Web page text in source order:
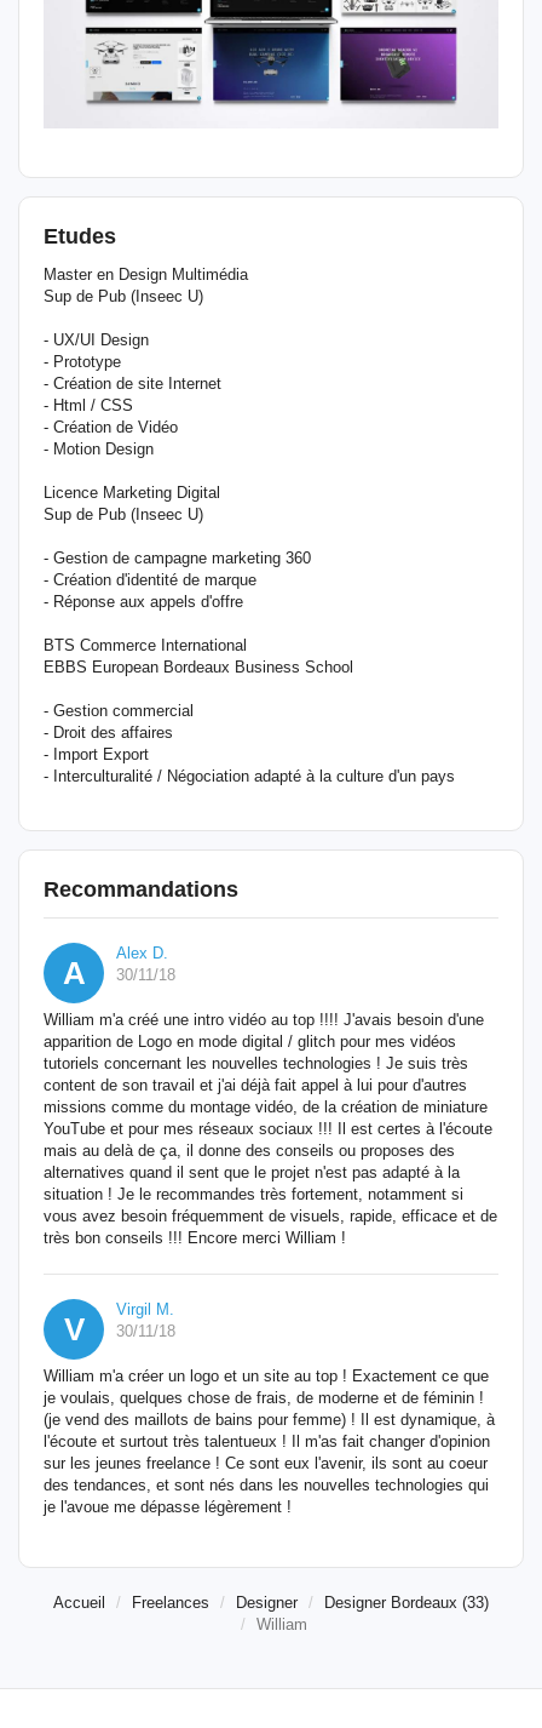
Etudes
Master en Design Multimédia
Sup de Pub (Inseec U)
- UX/UI Design
- Prototype
- Création de site Internet
- Html / CSS
- Création de Vidéo
- Motion Design
Licence Marketing Digital
Sup de Pub (Inseec U)
- Gestion de campagne marketing 360
- Création d'identité de marque
- Réponse aux appels d'offre
BTS Commerce International
EBBS European Bordeaux Business School
- Gestion commercial
- Droit des affaires
- Import Export
- Interculturalité / Négociation adapté à la culture d'un pays
Recommandations
A
Alex D.
30/11/18
William m'a créé une intro vidéo au top !!!! J'avais besoin d'une
apparition de Logo en mode digital / glitch pour mes vidéos
tutoriels concernant les nouvelles technologies ! Je suis très
content de son travail et j'ai déjà fait appel à lui pour d'autres
missions comme du montage vidéo, de la création de miniature
YouTube et pour mes réseaux sociaux !!! Il est certes à l'écoute
mais au delà de ça, il donne des conseils ou proposes des
alternatives quand il sent que le projet n'est pas adapté à la
situation ! Je le recommandes très fortement, notamment si
vous avez besoin fréquemment de visuels, rapide, efficace et de
très bon conseils !!! Encore merci William !
V
Virgil M.
30/11/18
William m'a créer un logo et un site au top ! Exactement ce que
je voulais, quelques chose de frais, de moderne et de féminin !
(je vend des maillots de bains pour femme) ! Il est dynamique, à
l'écoute et surtout très talentueux ! Il m'as fait changer d'opinion
sur les jeunes freelance ! Ce sont eux l'avenir, ils sont au coeur
des tendances, et sont nés dans les nouvelles technologies qui
je l'avoue me dépasse légèrement !
Accueil Freelances Designer
Designer Bordeaux (33)
William